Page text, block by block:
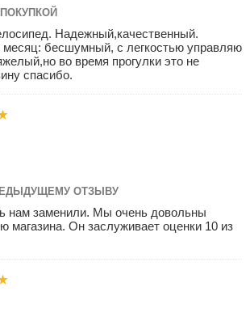
Надежный,качественный.
месяц: бесшумный, с легкостью управляю
во время прогулки это не
спасибо.
ОТЗЫВУ
нам заменили. Мы очень довольны
магазина. Он заслуживает оценки 10 из